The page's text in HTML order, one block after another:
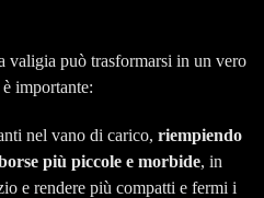
valigia può trasformarsi in un vero
importante:
nel vano di carico, riempiendo
più piccole e morbide, in
e rendere più compatti e fermi i